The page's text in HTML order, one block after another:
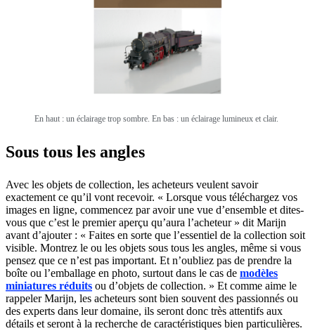
En haut : un éclairage trop sombre. En bas : un éclairage lumineux et clair.
Sous tous les angles
Avec les objets de collection, les acheteurs veulent savoir
exactement ce qu’il vont recevoir. « Lorsque vous téléchargez vos
images en ligne, commencez par avoir une vue d’ensemble et dites-
vous que c’est le premier aperçu qu’aura l’acheteur » dit Marijn
avant d’ajouter : « Faites en sorte que l’essentiel de la collection soit
visible. Montrez le ou les objets sous tous les angles, même si vous
pensez que ce n’est pas important. Et n’oubliez pas de prendre la
boîte ou l’emballage en photo, surtout dans le cas de modèles
miniatures réduits ou d’objets de collection. » Et comme aime le
rappeler Marijn, les acheteurs sont bien souvent des passionnés ou
des experts dans leur domaine, ils seront donc très attentifs aux
détails et seront à la recherche de caractéristiques bien particulières.